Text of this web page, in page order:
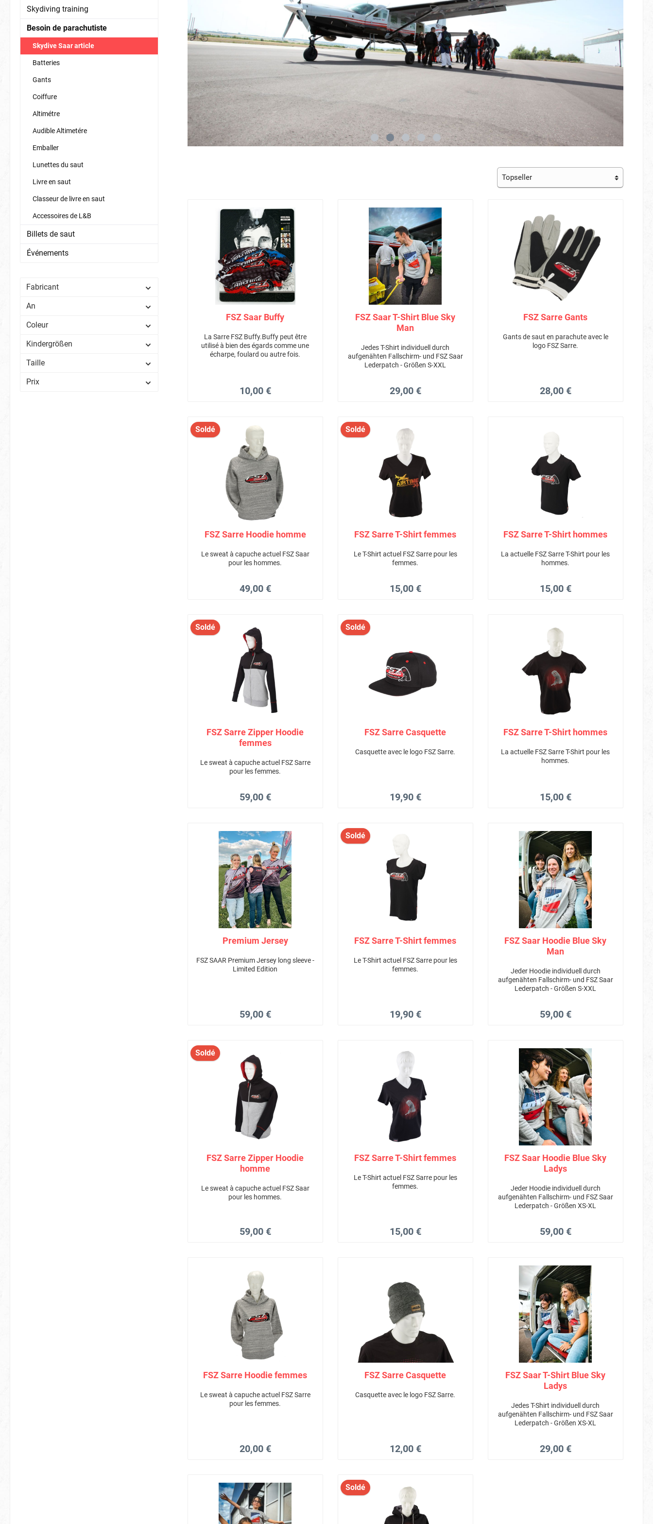
Livre en saut Accessoires de L&B
Skydiving training
Besoin de parachutiste
Skydive Saar article
Batteries
Gants
Coiffure
Altimétre
Audible Altimetére
Emballer
Lunettes du saut
Livre en saut
Classeur de livre en saut
Accessoires de L&B
Billets de saut
Événements
Fabricant
An
Coleur
Kindergrößen
Taille
Prix
FSZ Saar Buffy
La Sarre FSZ Buffy.Buffy peut être
utilisé à bien des égards comme une
écharpe, foulard ou autre fois.
10,00 €
FSZ Saar T-Shirt Blue Sky
Man
Jedes T-Shirt individuell durch
aufgenähten Fallschirm- und FSZ Saar
Lederpatch - Größen S-XXL
29,00 €
FSZ Sarre Gants
Gants de saut en parachute avec le
logo FSZ Sarre.
28,00 €
Soldé
FSZ Sarre Hoodie homme
Le sweat à capuche actuel FSZ Saar
pour les hommes.
49,00 €
Soldé
FSZ Sarre T-Shirt femmes
Le T-Shirt actuel FSZ Sarre pour les
femmes.
15,00 €
FSZ Sarre T-Shirt hommes
La actuelle FSZ Sarre T-Shirt pour les
hommes.
15,00 €
Soldé
FSZ Sarre Zipper Hoodie
femmes
Le sweat à capuche actuel FSZ Sarre
pour les femmes.
59,00 €
Soldé
FSZ Sarre Casquette
Casquette avec le logo FSZ Sarre.
19,90 €
FSZ Sarre T-Shirt hommes
La actuelle FSZ Sarre T-Shirt pour les
hommes.
15,00 €
Premium Jersey
FSZ SAAR Premium Jersey long sleeve -
Limited Edition
59,00 €
Soldé
FSZ Sarre T-Shirt femmes
Le T-Shirt actuel FSZ Sarre pour les
femmes.
19,90 €
FSZ Saar Hoodie Blue Sky
Man
Jeder Hoodie individuell durch
aufgenähten Fallschirm- und FSZ Saar
Lederpatch - Größen S-XXL
59,00 €
Soldé
FSZ Sarre Zipper Hoodie
homme
Le sweat à capuche actuel FSZ Saar
pour les hommes.
59,00 €
FSZ Sarre T-Shirt femmes
Le T-Shirt actuel FSZ Sarre pour les
femmes.
15,00 €
FSZ Saar Hoodie Blue Sky
Ladys
Jeder Hoodie individuell durch
aufgenähten Fallschirm- und FSZ Saar
Lederpatch - Größen XS-XL
59,00 €
FSZ Sarre Hoodie femmes
Le sweat à capuche actuel FSZ Sarre
pour les femmes.
20,00 €
FSZ Sarre Casquette
Casquette avec le logo FSZ Sarre.
12,00 €
FSZ Saar T-Shirt Blue Sky
Ladys
Jedes T-Shirt individuell durch
aufgenähten Fallschirm- und FSZ Saar
Lederpatch - Größen XS-XL
29,00 €
Soldé